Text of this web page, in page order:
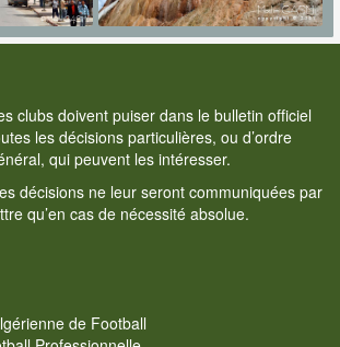
clubs doivent puiser dans le bulletin officiel
les décisions particulières, ou d’ordre
qui peuvent les intéresser.
décisions ne leur seront communiquées par
qu’en cas de nécessité absolue.
de Football